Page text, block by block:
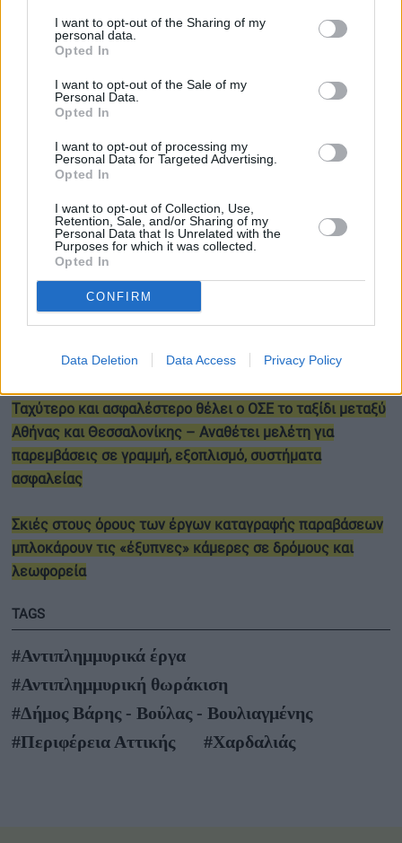
I want to opt-out of the Sharing of my
personal data.
Opted In
I want to opt-out of the Sale of my
Personal Data.
Opted In
I want to opt-out of processing my
Personal Data for Targeted Advertising.
Opted In
I want to opt-out of Collection, Use,
Retention, Sale, and/or Sharing of my
Personal Data that Is Unrelated with the
Purposes for which it was collected.
Opted In
CONFIRM
Data Deletion Data Access Privacy Policy
συστηματικό και εντατικό έργο που θα ολοκληρώσει την
υδραυλική θωράκιση που πρέπει να έχει μια σύγχρονη
πόλη. Μια σύγχρονη πόλη σαν τον δήμο Βάρης – Βούλας
– Βουλιαγμένης. Εφόσον μπορούμε να εξασφαλίσουμε
τους πόρους που έχουμε τόσο πολύ ανάγκη, θα είμαστε
ολοκληρώσει ένα πάρα πολύ μεγάλο, φιλόδοξο
υδραυλικό έργο. Και αυτό, μέσα από ευρωπαϊκές
χρηματοδοτήσεις, αλλά κυρίως από μοχλεύσεις που η
Περιφέρεια φροντίζει να έχει, όχι μόνο για τον δικό μας
Δήμο, αλλά και για τους 66 Δήμους της Αττικής».
Περισσότερες ειδήσεις
Προαστιακός Δυτικής Θεσσαλονίκης
Ταχύτερο και ασφαλέστερο θέλει ο ΟΣΕ το ταξίδι μεταξύ
Αθήνας και Θεσσαλονίκης – Αναθέτει μελέτη για
παρεμβάσεις σε γραμμή, εξοπλισμό, συστήματα
ασφαλείας
Σκιές στους όρους των έργων καταγραφής παραβάσεων
μπλοκάρουν τις «έξυπνες» κάμερες σε δρόμους και
λεωφορεία
TAGS
#Αντιπλημμυρικά έργα
#Αντιπλημμυρική θωράκιση
#Δήμος Βάρης - Βούλας - Βουλιαγμένης
#Περιφέρεια Αττικής
#Χαρδαλιάς